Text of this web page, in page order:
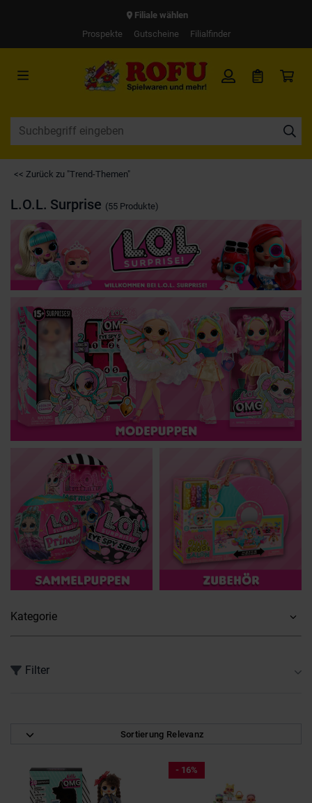
Filiale wählen
Prospekte
Gutscheine Filialfinder
<< Zurück zu "Trend-Themen"
L.O.L. Surprise (55 Produkte)
Kategorie
Filter
Marke
Sortierung Relevanz
- 16%